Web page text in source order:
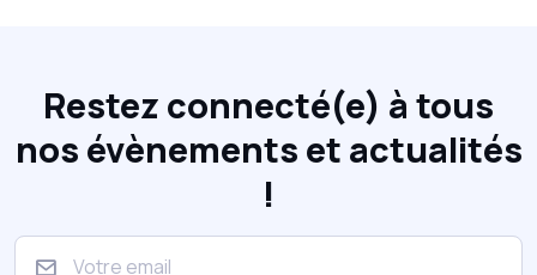
Restez connecté(e) à tous
nos évènements et actualités
!